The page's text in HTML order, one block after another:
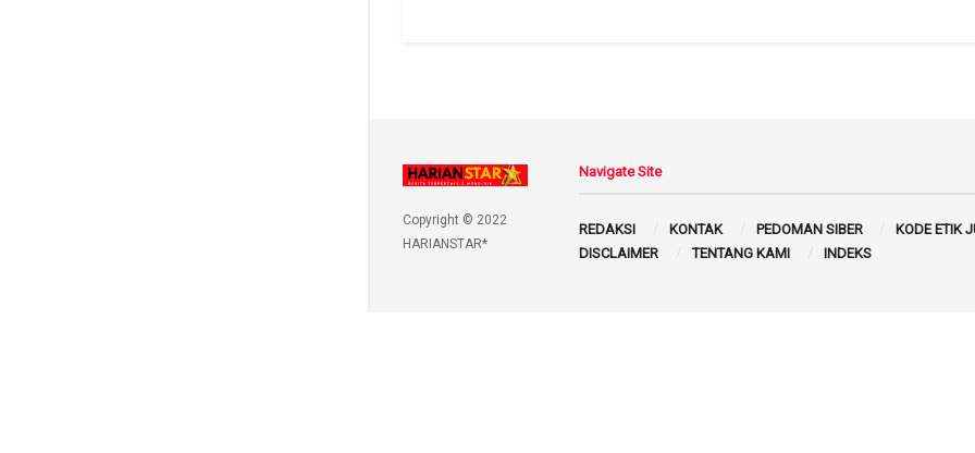
Copyright © 2022
HARIANSTAR*
Navigate Site
REDAKSI KONTAK PEDOMAN SIBER
KODE ETIK
DISCLAIMER
TENTANG KAMI INDEKS